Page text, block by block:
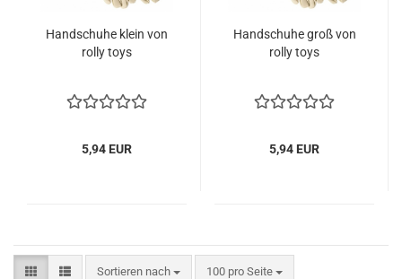
Handschuhe klein von
rolly toys
5,94 EUR
Handschuhe groß von
rolly toys
5,94 EUR
Sortieren nach
Sortieren nach 100 pro Seite
pro Seite